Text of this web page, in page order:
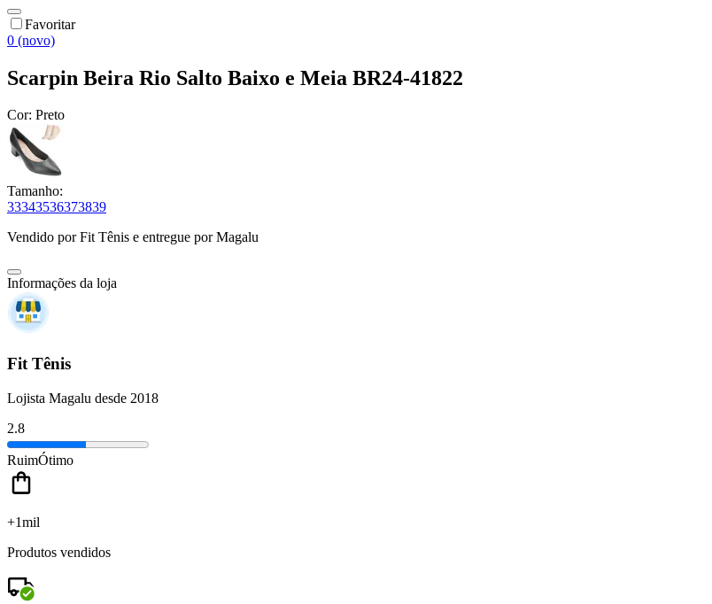
Favoritar
0 (novo)
Scarpin Beira Rio Salto Baixo e Meia BR24-41822
Cor: Preto
Tamanho:
33343536373839
Vendido porFit Tênis e entregue por Magalu
Informações da loja
Fit Tênis
Lojista Magalu desde 2018
2.8
RuimÓtimo
+1mil
Produtos vendidos